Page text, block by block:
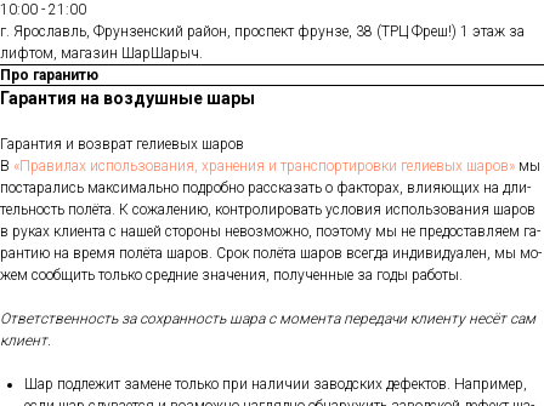
10:00 - 21:00
г. Ярославль, Фрунзенский район, проспект фрунзе, 38 (ТРЦ Фреш!) 1 этаж за
лифтом, магазин ШарШарыч.
Про гаранитю
Гарантия на воздушные шары
Га­ран­тия и воз­врат ге­ли­евых ша­ров
В «Пра­ви­лах ис­поль­зо­ва­ния, хра­не­ния и тран­спор­ти­ров­ки ге­ли­евых ша­ров» мы
пос­та­рались мак­си­маль­но под­робно рас­ска­зать о фак­то­рах, вли­яющих на дли­
тель­ность по­лёта. К со­жале­нию, кон­тро­лиро­вать ус­ло­вия ис­поль­зо­вания ша­ров
в ру­ках кли­ен­та с на­шей сто­роны не­воз­можно, по­это­му мы не пре­дос­тавля­ем га­
ран­тию на вре­мя по­лёта ша­ров. Срок по­лёта ша­ров всег­да ин­ди­виду­ален, мы мо­
жем со­об­щить толь­ко сред­ние зна­чения, по­лучен­ные за го­ды ра­боты.
От­ветс­твен­ность за сох­ранность ша­ра с мо­мен­та пе­реда­чи кли­ен­ту не­сёт сам
кли­ент.
Шар под­ле­жит за­мене толь­ко при на­личии за­вод­ских де­фек­тов. Нап­ри­мер,